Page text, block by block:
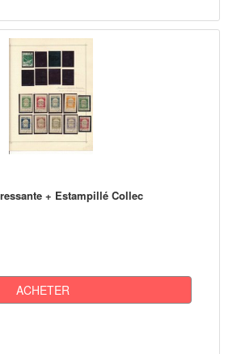
+ Estampillé Collec
ACHETER